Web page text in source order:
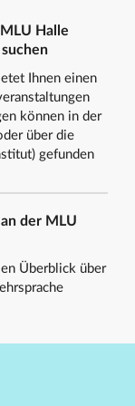
Halle
Ihnen einen
können in der
über die
gefunden
der MLU
Überblick über